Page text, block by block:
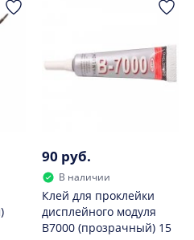
90 руб.
В наличии
Клей для проклейки
дисплейного модуля
B7000 (прозрачный) 15